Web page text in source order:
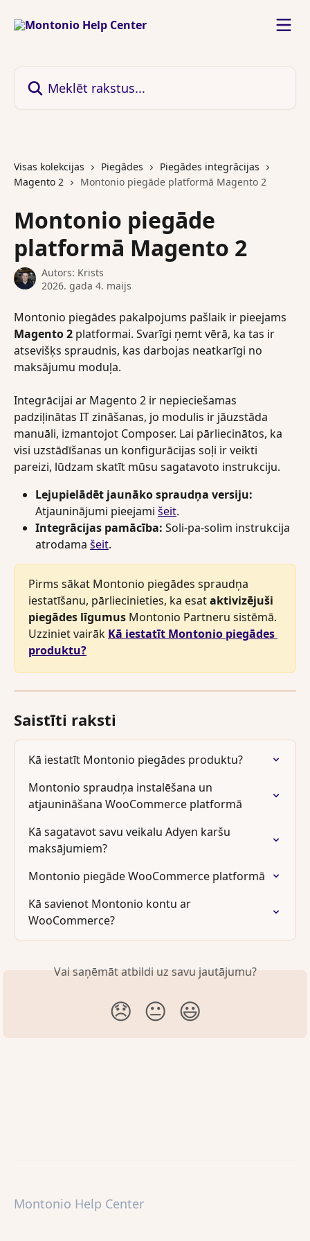
Visas kolekcijas Piegādes
Piegādes integrācijas
Magento 2
Montonio piegāde platformā Magento 2
Montonio piegāde
platformā Magento 2
Autors: Krists
2026. gada 4. maijs
Montonio piegādes pakalpojums pašlaik ir pieejams
Magento 2 platformai. Svarīgi ņemt vērā, ka tas ir
atsevišķs spraudnis, kas darbojas neatkarīgi no
maksājumu moduļa.
Integrācijai ar Magento 2 ir nepieciešamas
padziļinātas IT zināšanas, jo modulis ir jāuzstāda
manuāli, izmantojot Composer. Lai pārliecinātos, ka
visi uzstādīšanas un konfigurācijas soļi ir veikti
pareizi, lūdzam skatīt mūsu sagatavoto instrukciju.
Lejupielādēt jaunāko spraudņa versiju:
Atjauninājumi pieejami šeit.
Integrācijas pamācība: Soli-pa-solim instrukcija
atrodama šeit.
Pirms sākat Montonio piegādes spraudņa
iestatīšanu, pārliecinieties, ka esat aktivizējuši
piegādes līgumus Montonio Partneru sistēmā.
Uzziniet vairāk Kā iestatīt Montonio piegādes
produktu?
Saistīti raksti
Kā iestatīt Montonio piegādes produktu?
Montonio spraudņa instalēšana un
atjaunināšana WooCommerce platformā
Kā sagatavot savu veikalu Adyen karšu
maksājumiem?
Montonio piegāde WooCommerce platformā
Kā savienot Montonio kontu ar
WooCommerce?
Vai saņēmāt atbildi uz savu jautājumu?
😞 😐 😃
Montonio Help Center